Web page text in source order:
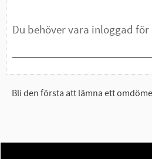
Bli den första att lämna ett